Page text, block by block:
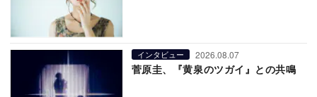
インタビュー 2026.08.07
菅原圭、『黄泉のツガイ』との共鳴